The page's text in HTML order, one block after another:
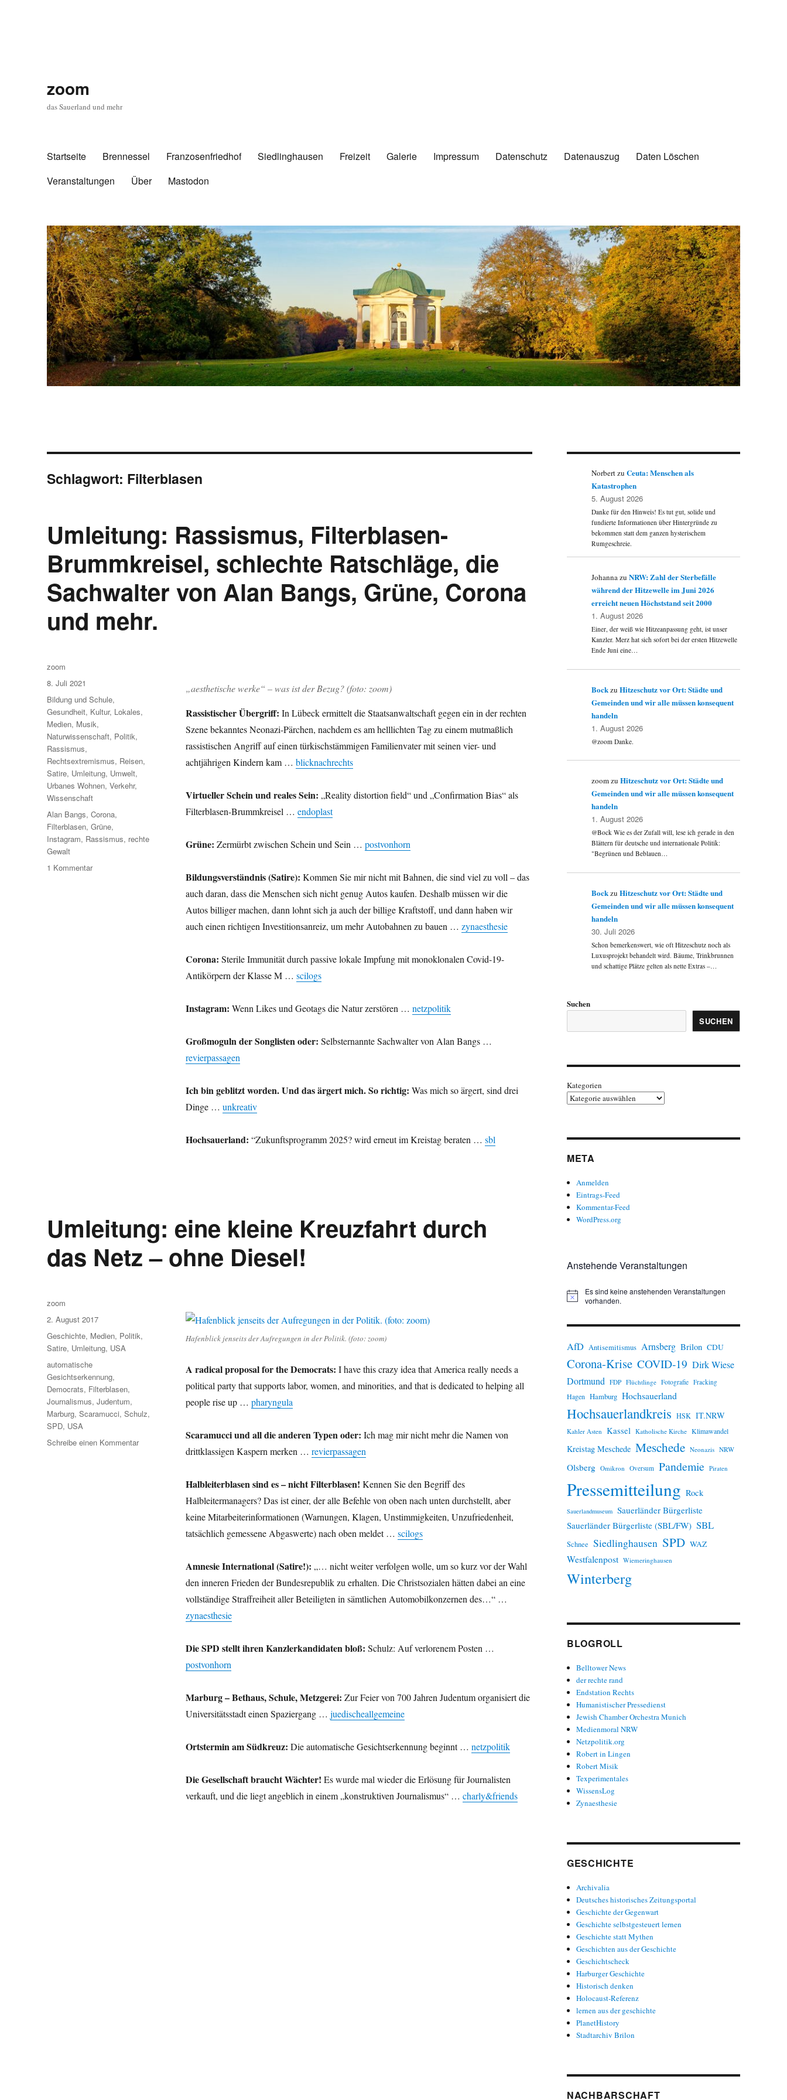
zoom
das Sauerland und mehr
Startseite Brennessel Franzosenfriedhof Siedlinghausen Freizeit Galerie Impressum Datenschutz Datenauszug
Daten Löschen
Veranstaltungen
Über Mastodon
Schlagwort: Filterblasen
Umleitung: Rassismus, Filterblasen-
Brummkreisel, schlechte Ratschläge, die
Sachwalter von Alan Bangs, Grüne, Corona
und mehr.
„aesthetische werke“ – was ist der Bezug? (foto: zoom)
Rassistischer Übergriff: In Lübeck ermittelt die Staatsanwaltschaft gegen ein in der rechten
Szene bekanntes Neonazi-Pärchen, nachdem es am helllichten Tag zu einem mutmaßlich
rassistischen Angriff auf einen türkischstämmigen Familienvater mit seinen vier- und
achtjährigen Kindern kam … blicknachrechts
Virtueller Schein und reales Sein: „Reality distortion field“ und „Confirmation Bias“ als
Filterblasen-Brummkreisel … endoplast
Grüne: Zermürbt zwischen Schein und Sein … postvonhorn
Bildungsverständnis (Satire): Kommen Sie mir nicht mit Bahnen, die sind viel zu voll – das
auch daran, dass die Menschen sich nicht genug Autos kaufen. Deshalb müssen wir die
Autos billiger machen, dann lohnt sich ja auch der billige Kraftstoff, und dann haben wir
auch einen richtigen Investitionsanreiz, um mehr Autobahnen zu bauen … zynaesthesie
Corona: Sterile Immunität durch passive lokale Impfung mit monoklonalen Covid-19-
Antikörpern der Klasse M … scilogs
Instagram: Wenn Likes und Geotags die Natur zerstören … netzpolitik
Großmoguln der Songlisten oder: Selbsternannte Sachwalter von Alan Bangs …
revierpassagen
Ich bin geblitzt worden. Und das ärgert mich. So richtig: Was mich so ärgert, sind drei
Dinge … unkreativ
Hochsauerland: “Zukunftsprogramm 2025? wird erneut im Kreistag beraten … sbl
Autor
zoom
Veröffentlicht
am
8. Juli 2021
Kategorien
Bildung und Schule,
Gesundheit, Kultur, Lokales,
Medien, Musik,
Naturwissenschaft, Politik,
Rassismus,
Rechtsextremismus, Reisen,
Satire, Umleitung, Umwelt,
Urbanes Wohnen,Verkehr,
Wissenschaft
Schlagwörter
Alan Bangs,Corona,
Filterblasen,Grüne,
Instagram, Rassismus, rechte
Gewalt
1 Kommentarzu
Umleitung: eine kleine Kreuzfahrt durch
das Netz – ohne Diesel!
Hafenblick jenseits der Aufregungen in der Politik. (foto: zoom)
A radical proposal for the Democrats: I have this crazy idea that America really needs a
political party that supports labor, women, and minorities, and that is dedicated to helping all
people rise up … pharyngula
Scaramucci und all die anderen Typen oder: Ich mag mir nicht mehr die Namen von
drittklassigen Kaspern merken … revierpassagen
Halbleiterblasen sind es – nicht Filterblasen! Kennen Sie den Begriff des
Halbleitermanagers? Das ist einer, der alle Befehle von oben nach unten durchstellt, aber
keine Mitarbeiterinformationen (Warnungen, Klagen, Unstimmigkeiten, Unzufriedenheit,
tatsächlich gemessene Abgaswerte) nach oben meldet … scilogs
Amnesie International (Satire!): „… nicht weiter verfolgen wolle, um so kurz vor der Wahl
den inneren Frieden der Bundesrepublik zu erhalten. Die Christsozialen hätten dabei an eine
vollständige Straffreiheit aller Beteiligten in sämtlichen Automobilkonzernen des…“ …
zynaesthesie
Die SPD stellt ihren Kanzlerkandidaten bloß: Schulz: Auf verlorenem Posten …
postvonhorn
Marburg – Bethaus, Schule, Metzgerei: Zur Feier von 700 Jahren Judentum organisiert die
Universitätsstadt einen Spaziergang … juedischeallgemeine
Ortstermin am Südkreuz: Die automatische Gesichtserkennung beginnt … netzpolitik
Die Gesellschaft braucht Wächter! Es wurde mal wieder die Erlösung für Journalisten
verkauft, und die liegt angeblich in einem „konstruktiven Journalismus“ … charly&friends
Autor
zoom
Veröffentlicht
am
2. August 2017
Kategorien
Geschichte, Medien, Politik,
Satire, Umleitung, USA
Schlagwörter
automatische
Gesichtserkennung,
Democrats, Filterblasen,
Journalismus,Judentum,
Marburg,Scaramucci,Schulz,
SPD, USA
Schreibe einen Kommentarzu
NorbertzuCeuta: Menschen als
Katastrophen
5. August 2026
Danke für den Hinweis! Es tut gut, solide und
fundierte Informationen über Hintergründe zu
bekommen statt dem ganzen hysterischem
Rumgeschreie.
JohannazuNRW: Zahl der Sterbefälle
während der Hitzewelle im Juni 2026
erreicht neuen Höchststand seit 2000
1. August 2026
Einer, der weiß wie Hitzeanpassung geht, ist unser
Kanzler. Merz hat sich sofort bei der ersten Hitzewelle
Ende Juni eine…
BockzuHitzeschutz vor Ort: Städte und
Gemeinden und wir alle müssen konsequent
handeln
1. August 2026
@zoom Danke.
zoomzuHitzeschutz vor Ort: Städte und
Gemeinden und wir alle müssen konsequent
handeln
1. August 2026
@Bock Wie es der Zufall will, lese ich gerade in den
Blättern für deutsche und internationale Politik:
"Begrünen und Beblauen…
BockzuHitzeschutz vor Ort: Städte und
Gemeinden und wir alle müssen konsequent
handeln
30. Juli 2026
Schon bemerkenswert, wie oft Hitzeschutz noch als
Luxusprojekt behandelt wird. Bäume, Trinkbrunnen
und schattige Plätze gelten als nette Extras –…
Suchen
SUCHEN
Kategorien
META
Anmelden
Eintrags-Feed
Kommentar-Feed
WordPress.org
Anstehende Veranstaltungen
H
w
Es sind keine anstehenden Veranstaltungen
vorhanden.
AfD Antisemitismus Arnsberg Brilon CDU
Corona-Krise COVID-19 Dirk Wiese
Dortmund FDP Flüchtlinge Fotografie Fracking
Hagen Hamburg Hochsauerland
Hochsauerlandkreis HSK IT.NRW
Kahler Asten Kassel Katholische Kirche Klimawandel
Kreistag Meschede Meschede Neonazis NRW
Olsberg Omikron Oversum Pandemie Piraten
Pressemitteilung Rock
Sauerlandmuseum Sauerländer Bürgerliste
Sauerländer Bürgerliste (SBL/FW) SBL
Schnee Siedlinghausen SPD WAZ
Westfalenpost Wiemeringhausen
Winterberg
BLOGROLL
Belltower News
der rechte rand
Endstation Rechts
Humanistischer Pressedienst
Jewish Chamber Orchestra Munich
Medienmoral NRW
Netzpolitik.org
Robert in Lingen
Robert Misik
Texperimentales
WissensLog
Zynaesthesie
GESCHICHTE
Archivalia
Deutsches historisches Zeitungsportal
Geschichte der Gegenwart
Geschichte selbstgesteuert lernen
Geschichte statt Mythen
Geschichten aus der Geschichte
Geschichtscheck
Harburger Geschichte
Historisch denken
Holocaust-Referenz
lernen aus der geschichte
PlanetHistory
Stadtarchiv Brilon
NACHBARSCHAFT